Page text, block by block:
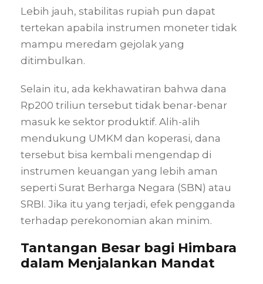
Lebih jauh, stabilitas rupiah pun dapat
tertekan apabila instrumen moneter tidak
mampu meredam gejolak yang
ditimbulkan.
Selain itu, ada kekhawatiran bahwa dana
Rp200 triliun tersebut tidak benar-benar
masuk ke sektor produktif. Alih-alih
mendukung UMKM dan koperasi, dana
tersebut bisa kembali mengendap di
instrumen keuangan yang lebih aman
seperti Surat Berharga Negara (SBN) atau
SRBI. Jika itu yang terjadi, efek pengganda
terhadap perekonomian akan minim.
Tantangan Besar bagi Himbara
dalam Menjalankan Mandat